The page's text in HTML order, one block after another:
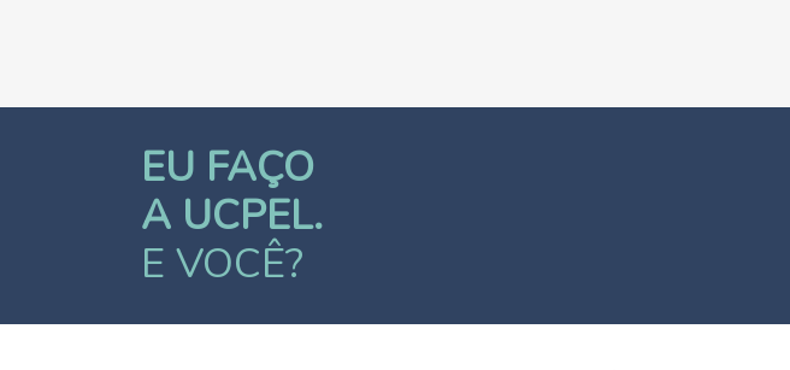
EU FAÇO
A UCPEL.
E VOCÊ?